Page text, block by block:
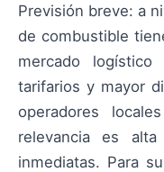
Previsión breve: a
de combustible
mercado
tarifarios y mayor
operadores
relevancia es
inmediatas. Para